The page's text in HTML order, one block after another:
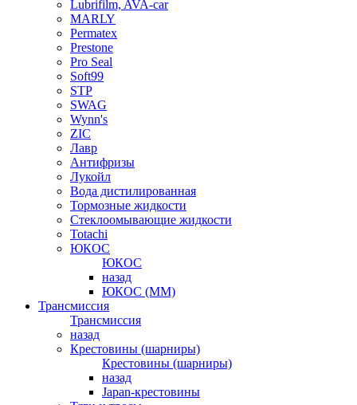
Lubrifilm, AVA-car
MARLY
Permatex
Prestone
Pro Seal
Soft99
STP
SWAG
Wynn's
ZIC
Лавр
Антифризы
Лукойл
Вода дистилированная
Тормозные жидкости
Стеклоомывающие жидкости
Totachi
ЮКОС
ЮКОС
назад
ЮКОС (ММ)
Трансмиссия
Трансмиссия
назад
Крестовины (шарниры)
Крестовины (шарниры)
назад
Japan-крестовины